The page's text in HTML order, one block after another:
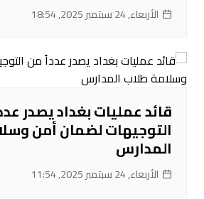
الأربعاء, 24 سبتمبر 2025, 18:54
قائد عمليات بغداد يصدر
التوجيهات لضمان أمن
المدارس
الأربعاء, 24 سبتمبر 2025, 11:54